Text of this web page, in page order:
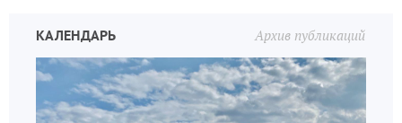
Архив публикаций
КАЛЕНДАРЬ